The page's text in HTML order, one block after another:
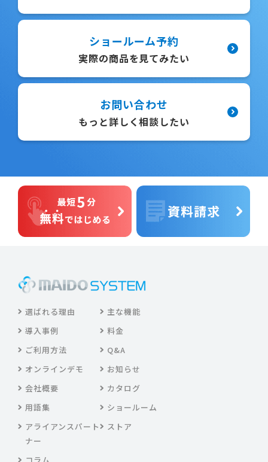
ショールーム予約
実際の商品を見てみたい
お問い合わせ
もっと詳しく相談したい
選ばれる理由
主な機能
導入事例
料金
ご利用方法
Q&A
オンラインデモ
お知らせ
会社概要
カタログ
用語集
ショールーム
アライアンスパート
ナー
ストア
コラム